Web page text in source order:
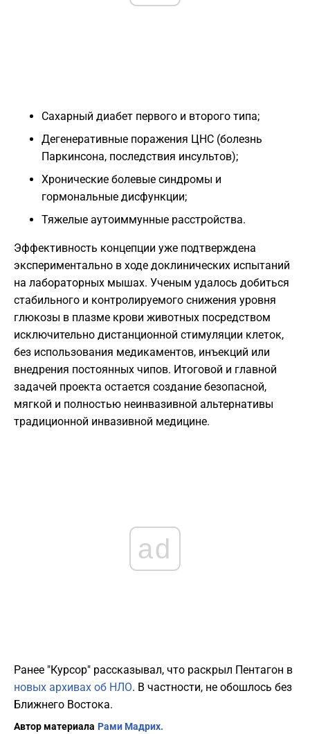
Сахарный диабет первого и второго типа;
Дегенеративные поражения ЦНС (болезнь
Паркинсона, последствия инсультов);
Хронические болевые синдромы и
гормональные дисфункции;
Тяжелые аутоиммунные расстройства.
Эффективность концепции уже подтверждена
экспериментально в ходе доклинических испытаний
на лабораторных мышах. Ученым удалось добиться
стабильного и контролируемого снижения уровня
глюкозы в плазме крови животных посредством
исключительно дистанционной стимуляции клеток,
без использования медикаментов, инъекций или
внедрения постоянных чипов. Итоговой и главной
задачей проекта остается создание безопасной,
мягкой и полностью неинвазивной альтернативы
традиционной инвазивной медицине.
ad
Ранее "Курсор" рассказывал, что раскрыл Пентагон в
новых архивах об НЛО. В частности, не обошлось без
Ближнего Востока.
Автор материала Рами Мадрих.